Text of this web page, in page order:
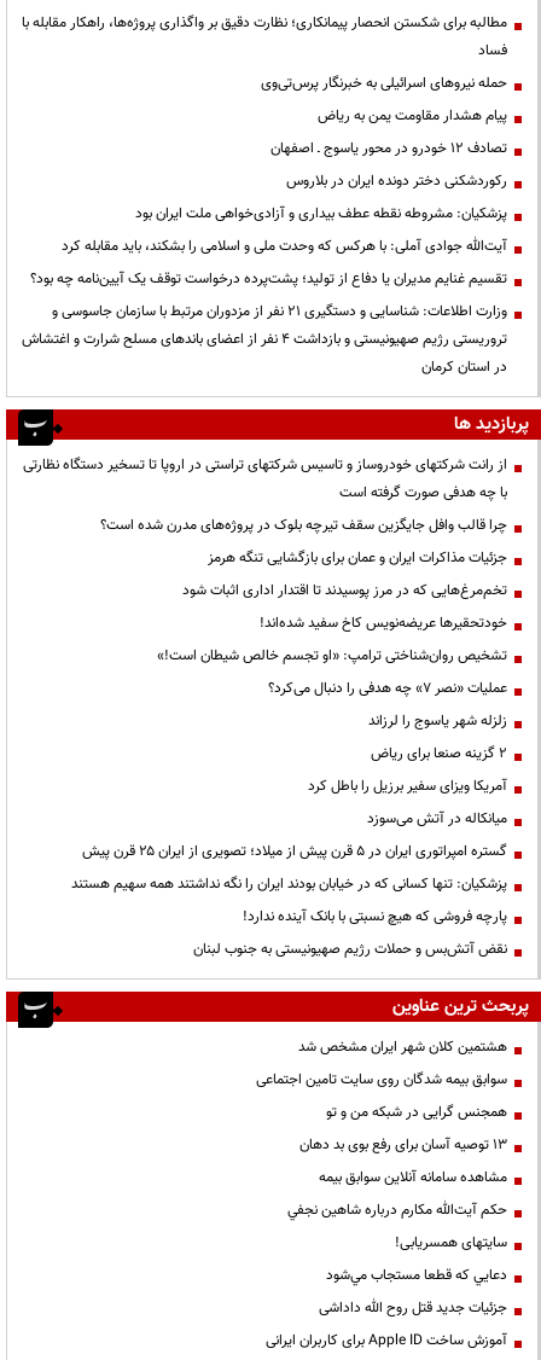
مطالبه برای شکستن انحصار پیمانکاری؛ نظارت دقیق بر واگذاری پروژه‌ها، راهکار مقابله با
فساد
حمله نیروهای اسرائیلی به خبرنگار پرس‌تی‌وی
پیام هشدار مقاومت یمن به ریاض
تصادف ۱۲ خودرو در محور یاسوج ـ اصفهان
رکوردشکنی دختر دونده ایران در بلاروس
پزشکیان: مشروطه نقطه عطف بیداری و آزادی‌خواهی ملت ایران بود
آیت‌الله جوادی آملی: با هرکس که وحدت ملی و اسلامی را بشکند، باید مقابله کرد
تقسیم غنایم مدیران یا دفاع از تولید؛ پشت‌پرده درخواست توقف یک آیین‌نامه چه بود؟
وزارت اطلاعات: شناسایی و دستگیری ۲۱ نفر از مزدوران مرتبط با سازمان جاسوسی و
تروریستی رژیم صهیونیستی و بازداشت ۴ نفر از اعضای باندهای مسلح شرارت و اغتشاش
در استان کرمان
پربازدید ها
از رانت‌ شرکتهای خودروساز و تاسیس شرکتهای تراستی در اروپا تا تسخیر دستگاه نظارتی
با چه هدفی صورت گرفته است
چرا قالب وافل جایگزین سقف تیرچه بلوک در پروژه‌های مدرن شده است؟
جزئیات مذاکرات ایران و عمان برای بازگشایی تنگه هرمز
تخم‌مرغ‌هایی که در مرز پوسیدند تا اقتدار اداری اثبات شود
خودتحقیرها عریضه‌نویس کاخ سفید شده‌اند!
تشخیص روان‌شناختی ترامپ: «او تجسم خالص شیطان است!»
عملیات «نصر ۷» چه هدفی را دنبال می‌کرد؟
زلزله شهر یاسوج را لرزاند
۲ گزینه صنعا برای ریاض
آمریکا ویزای سفیر برزیل را باطل کرد
میانکاله در آتش می‌سوزد
گستره امپراتوری ایران در ۵ قرن پیش از میلاد؛ تصویری از ایران ۲۵ قرن پیش
پزشکیان: تنها کسانی که در خیابان بودند ایران را نگه نداشتند همه سهیم هستند
پارچه فروشی که هیچ نسبتی با بانک آینده ندارد!
نقض آتش‌بس و حملات رژیم صهیونیستی به جنوب لبنان
پربحث ترین عناوین
هشتمین کلان شهر ایران مشخص شد
سوابق بیمه شدگان روی سایت تامین اجتماعی
همجنس گرایی در شبکه من و تو
13 توصیه آسان برای رفع بوی بد دهان
مشاهده سامانه آنلاين سوابق بیمه
حكم آيت‌الله مكارم درباره شاهين نجفي
سایتهای همسریابی!
دعايي كه قطعا مستجاب مي‌شود
جزئیات جدید قتل روح الله داداشی
آموزش ساخت Apple ID برای کاربران ایرانی